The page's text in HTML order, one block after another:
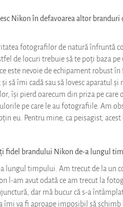
Nikon în defavoarea altor branduri
fotografilor de natură înfruntă
de locuri trebuie să te poți baza pe
este nevoie de echipament robust
să îmi cadă sau să lovesc aparatul
își pierd oarecum din priza pe care
pe care le au fotografiile. Am
eu. Pentru mine, ca peisagist,
fidel brandului Nikon de-a lungul
lungul timpului. Am trecut de la un
l-am avut odată ce am trecut la
dar mă bucur că s-a
va fi aproape imposibil să